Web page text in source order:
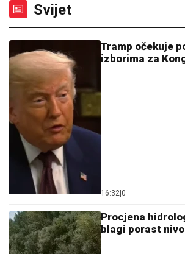
Svijet
Tramp očekuje
izborima za
16:32 0
Procjena
blagi porast